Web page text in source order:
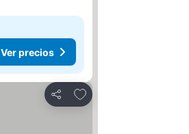
Ver precios
Compartir
Agregar a favoritos